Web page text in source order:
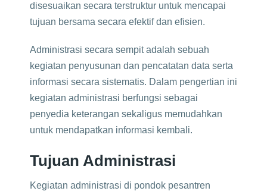
disesuaikan secara terstruktur untuk mencapai
tujuan bersama secara efektif dan efisien.
Administrasi secara sempit adalah sebuah
kegiatan penyusunan dan pencatatan data serta
informasi secara sistematis. Dalam pengertian ini
kegiatan administrasi berfungsi sebagai
penyedia keterangan sekaligus memudahkan
untuk mendapatkan informasi kembali.
Tujuan Administrasi
Kegiatan administrasi di pondok pesantren